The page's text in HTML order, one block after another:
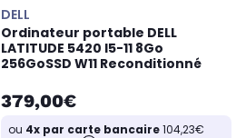
DELL
Ordinateur portable DELL
LATITUDE 5420 I5-11 8Go
256GoSSD W11 Reconditionné
379,00€
ou 4x par carte bancaire104,23€